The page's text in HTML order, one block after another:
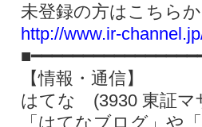
未登録の方はこちら
http://www.ir-
【情報・通信】
はてな (3930 東証マ
「はてなブログ」や